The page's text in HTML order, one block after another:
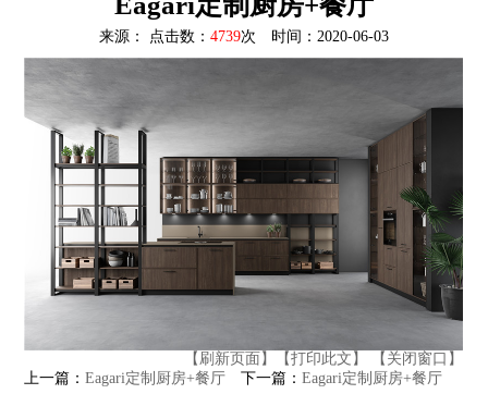
来源： 点击数： 4739次 时间：2020-06-03
【刷新页面】 【打印此文】
【关闭窗口】
上一篇：Eagari定制厨房+餐厅 下一篇：Eagari定制厨房+餐厅